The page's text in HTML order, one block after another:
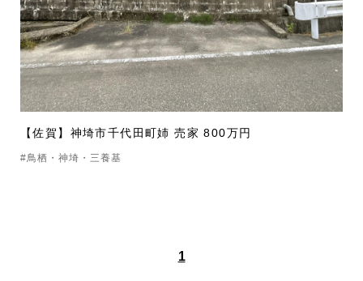
【佐賀】神埼市千代田町姉 売家 800万円
#鳥栖・神埼・三養基
1